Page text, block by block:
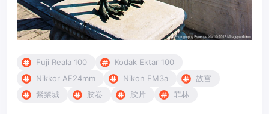
Fuji Reala 100
Kodak Ektar 100
Nikkor AF24mm
Nikon FM3a
故宫
紫禁城
胶卷 胶片 菲林